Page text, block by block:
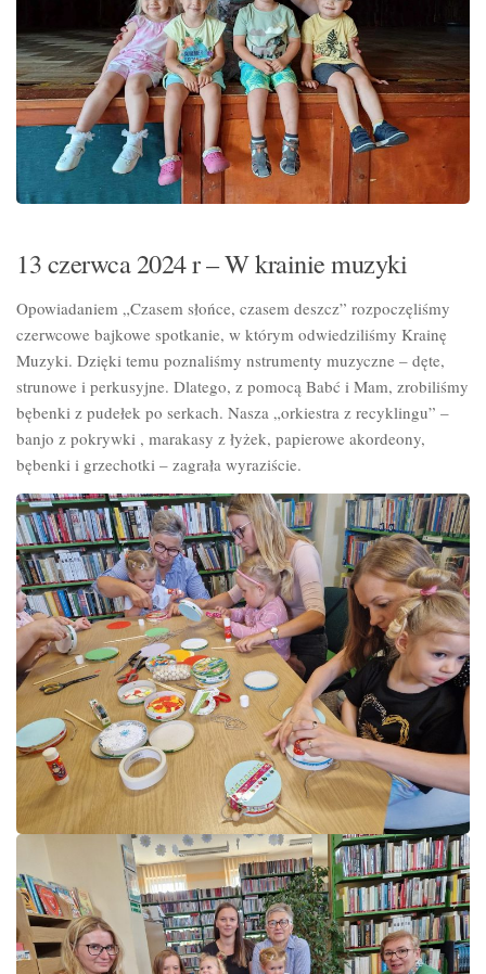
13 czerwca 2024 r – W krainie muzyki
Opowiadaniem „Czasem słońce, czasem deszcz” rozpoczęliśmy
czerwcowe bajkowe spotkanie, w którym odwiedziliśmy Krainę
Muzyki. Dzięki temu poznaliśmy nstrumenty muzyczne – dęte,
strunowe i perkusyjne. Dlatego, z pomocą Babć i Mam, zrobiliśmy
bębenki z pudełek po serkach. Nasza „orkiestra z recyklingu” –
banjo z pokrywki , marakasy z łyżek, papierowe akordeony,
bębenki i grzechotki – zagrała wyraziście.